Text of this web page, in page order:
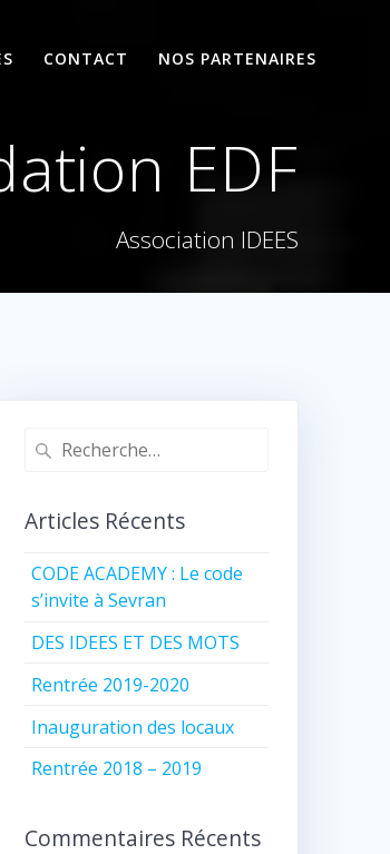
CONTACT NOS PARTENAIRES
EDF
Association IDEES
Recherche
pour
Articles Récents
CODE ACADEMY : Le code
s’invite à Sevran
DES IDEES ET DES MOTS
Rentrée 2019-2020
Inauguration des locaux
Rentrée 2018 – 2019
Commentaires Récents